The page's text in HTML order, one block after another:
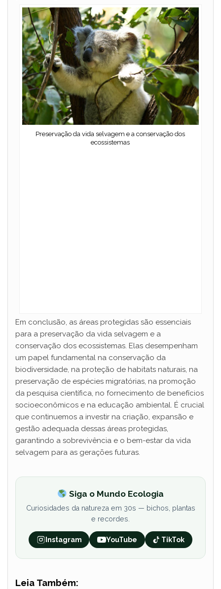
i
d
e
o
Preservação da vida selvagem e a conservação dos
ecossistemas
Em conclusão, as áreas protegidas são essenciais
para a preservação da vida selvagem e a
conservação dos ecossistemas. Elas desempenham
um papel fundamental na conservação da
biodiversidade, na proteção de habitats naturais, na
preservação de espécies migratórias, na promoção
da pesquisa científica, no fornecimento de benefícios
socioeconômicos e na educação ambiental. É crucial
que continuemos a investir na criação, expansão e
gestão adequada dessas áreas protegidas,
garantindo a sobrevivência e o bem-estar da vida
selvagem para as gerações futuras.
Siga o Mundo Ecologia
Curiosidades da natureza em 30s — bichos, plantas
e recordes.
Instagram YouTube TikTok
Leia Também: